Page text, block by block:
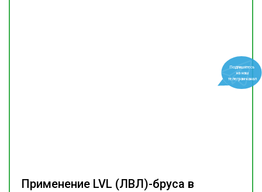
Применение LVL (ЛВЛ)-бруса в
Подпишитесь
на наш
телеграм-канал